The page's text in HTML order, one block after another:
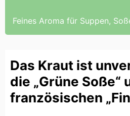
Feines Aroma für Suppen,
Das Kraut ist
die „Grüne Soße“
französischen